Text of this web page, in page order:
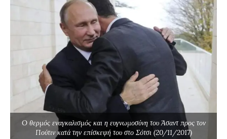
O θερμός εναγκαλισμός και η ευγνωμοσύνη του Άσαντ προς τον
Πούτιν κατά την επίσκεψή του στο Σότσι (20/11/2017)